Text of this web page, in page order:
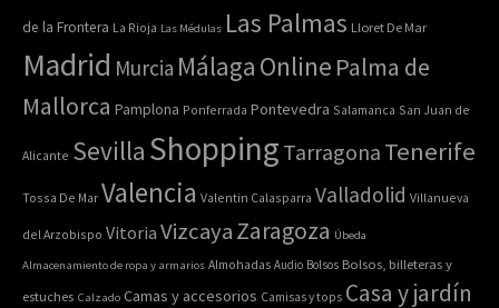
de la Frontera La Rioja Las Médulas Las Palmas Lloret De Mar
Madrid Murcia Málaga Online Palma de
Mallorca Pamplona Ponferrada Pontevedra Salamanca San Juan de
Alicante Sevilla Shopping Tarragona Tenerife
Tossa De Mar Valencia Valentin Calasparra Valladolid Villanueva
del Arzobispo Vitoria VizcayaZaragoza Úbeda
Almacenamiento de ropa y armarios Almohadas Audio Bolsos Bolsos, billeteras y
estuches Calzado Camas y accesorios Camisas y tops Casa y jardín